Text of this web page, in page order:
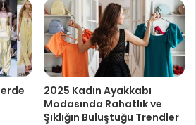
2025 Kadın Ayakkabı
Modasında Rahatlık ve
Şıklığın Buluştuğu Trendler